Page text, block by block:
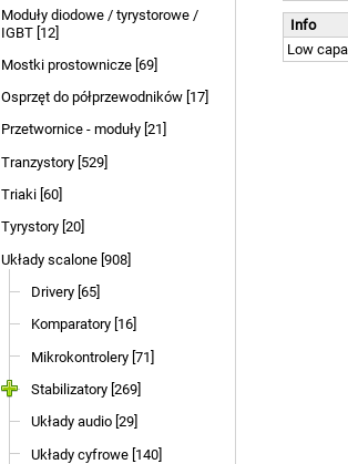
Moduły diodowe / tyrystorowe /
IGBT [12]
Mostki prostownicze [69]
Osprzęt do półprzewodników [17]
Przetwornice - moduły [21]
Tranzystory [529]
Triaki [60]
Tyrystory [20]
Układy scalone [908]
Drivery [65]
Komparatory [16]
Mikrokontrolery [71]
Stabilizatory [269]
Układy audio [29]
Układy cyfrowe [140]
Info
Low